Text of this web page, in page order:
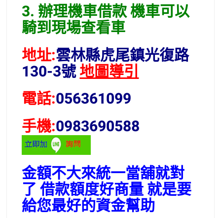
3. 辦理機車借款 機車可以
騎到現場查看車
地址:雲林縣虎尾鎮光復路
130-3號地圖導引
電話:056361099
手機:0983690588
金額不大來統一當舖就對
了 借款額度好商量 就是要
給您最好的資金幫助